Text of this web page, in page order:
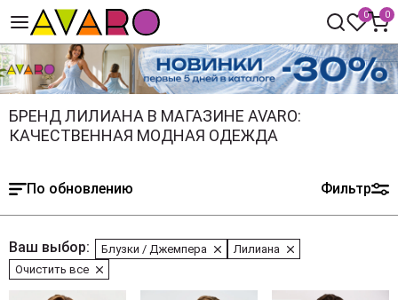
0 0
БРЕНД ЛИЛИАНА В МАГАЗИНЕ AVARO:
КАЧЕСТВЕННАЯ МОДНАЯ ОДЕЖДА
По обновлению Фильтр
Ваш выбор: Блузки / Джемпера
Лилиана
Очистить все